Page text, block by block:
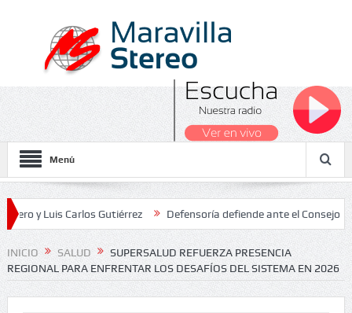
Menú
Carlos Gutiérrez Defensoría defiende ante el Consejo de
2026
INICIO SALUD
SUPERSALUD REFUERZA PRESENCIA
REGIONAL PARA ENFRENTAR LOS DESAFÍOS DEL SISTEMA EN 2026